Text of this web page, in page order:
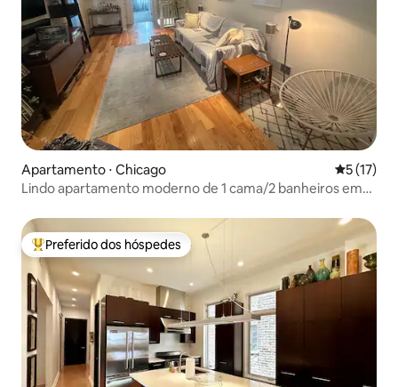
Apartamento ⋅ Chicago 5 de uma
5 (17)
Lindo apartamento moderno de 1 cama/2 banheiros em
Entre os melhores preferidos dos hóspedes
Preferido dos hóspedes